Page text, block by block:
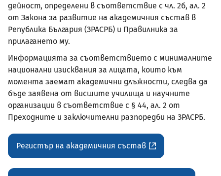
дейност, определени в съответствие с чл. 2б, ал. 2
от Закона за развитие на академичния състав в
Република България (ЗРАСРБ) и Правилника за
прилагането му.
Информацията за съответствието с минималните
национални изисквания за лицата, които към
момента заемат академични длъжности, следва да
бъде заявена от висшите училища и научните
организации в съответствие с § 44, ал. 2 от
Преходните и заключителни разпоредби на ЗРАСРБ.
Регистър на академичния състав